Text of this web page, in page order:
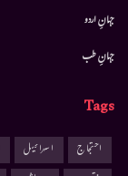
جہانِ اردو
جہانِ طب
Tags
احتجاج اسرائیل